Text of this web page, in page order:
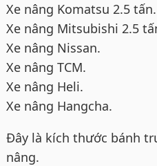
Xe nâng Komatsu 2.5 tấn.
Xe nâng Mitsubishi 2.5
Xe nâng Nissan.
Xe nâng TCM.
Xe nâng Heli.
Xe nâng Hangcha.
Đây là kích thước bánh
nâng.